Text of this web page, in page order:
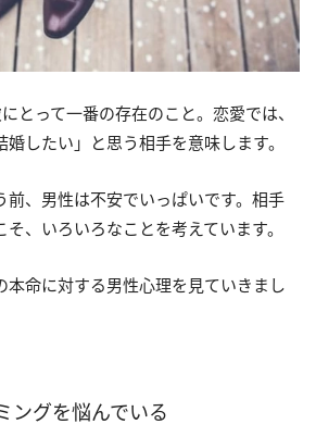
とって一番の存在のこと。恋愛では、
婚したい」と思う相手を意味します。
前、男性は不安でいっぱいです。相手
、いろいろなことを考えています。
本命に対する男性心理を見ていきまし
ングを悩んでいる